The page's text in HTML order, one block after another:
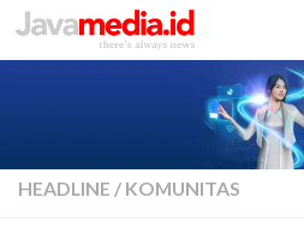
Skip to content
HEADLINE / KOMUNITAS